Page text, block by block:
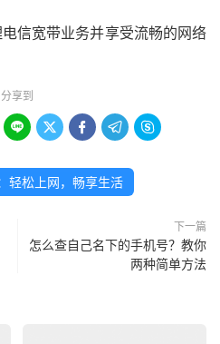
信宽带业务并享受流畅的网络
分享到
    
轻松上网，畅享生活
下一篇
怎么查自己名下的手机号？教你
两种简单方法